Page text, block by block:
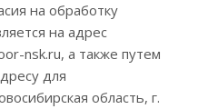
на обработку
на адрес
nsk.ru, а также путем
для
область, г.